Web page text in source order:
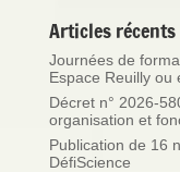
Articles récents
Journées de
Espace Reuilly ou
Décret n° 2026-
organisation et
Publication de 16
DéfiScience